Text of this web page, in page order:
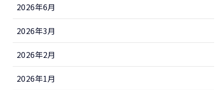
2026年6月
2026年3月
2026年2月
2026年1月